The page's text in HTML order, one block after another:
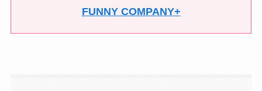
FUNNY COMPANY+